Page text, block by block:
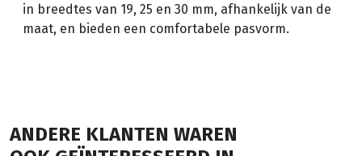
in breedtes van 19, 25 en 30 mm, afhankelijk van de
maat, en bieden een comfortabele pasvorm.
ANDERE KLANTEN WAREN